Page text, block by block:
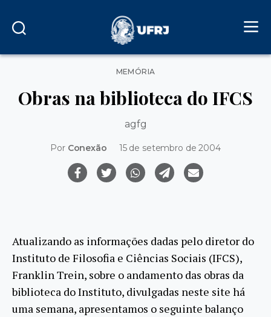
Categorias
MEMÓRIA
Obras na biblioteca do IFCS
agfg
Por Conexão 15 de setembro de 2004
Atualizando as informações dadas pelo diretor do
Instituto de Filosofia e Ciências Sociais (IFCS),
Franklin Trein, sobre o andamento das obras da
biblioteca do Instituto, divulgadas neste site há
uma semana, apresentamos o seguinte balanço